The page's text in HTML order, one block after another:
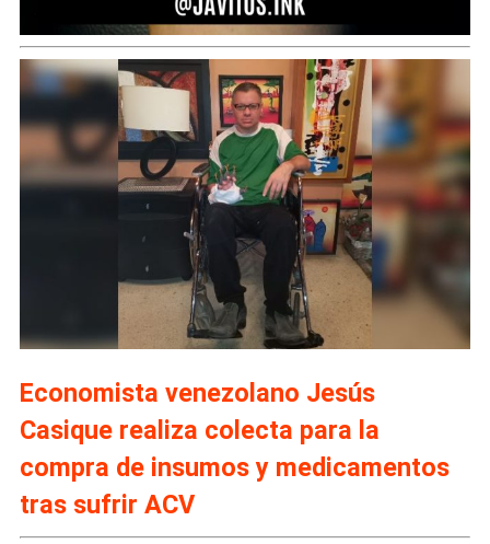
Economista venezolano Jesús
Casique realiza colecta para la
compra de insumos y medicamentos
tras sufrir ACV